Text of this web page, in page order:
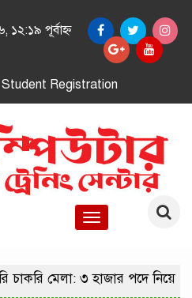
১২:১৯ পূর্বাহ্ন
Student Registration
Toggle
মেলা: ৩ হাজার পদে নিয়োগের